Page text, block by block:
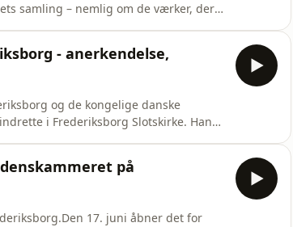
samling – nemlig om de værker, der
- anerkendelse,
og de kongelige danske
i Frederiksborg Slotskirke. Han
på
17. juni åbner det for